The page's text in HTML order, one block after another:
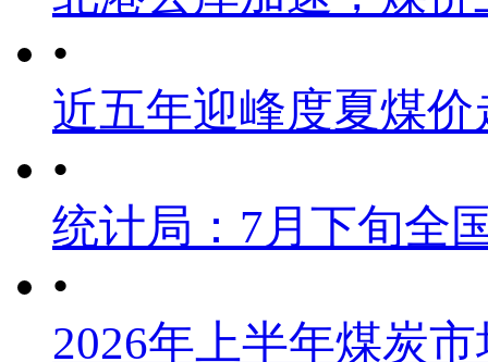
•
近五年迎峰度夏煤价
•
统计局：7月下旬全
•
2026年上半年煤炭